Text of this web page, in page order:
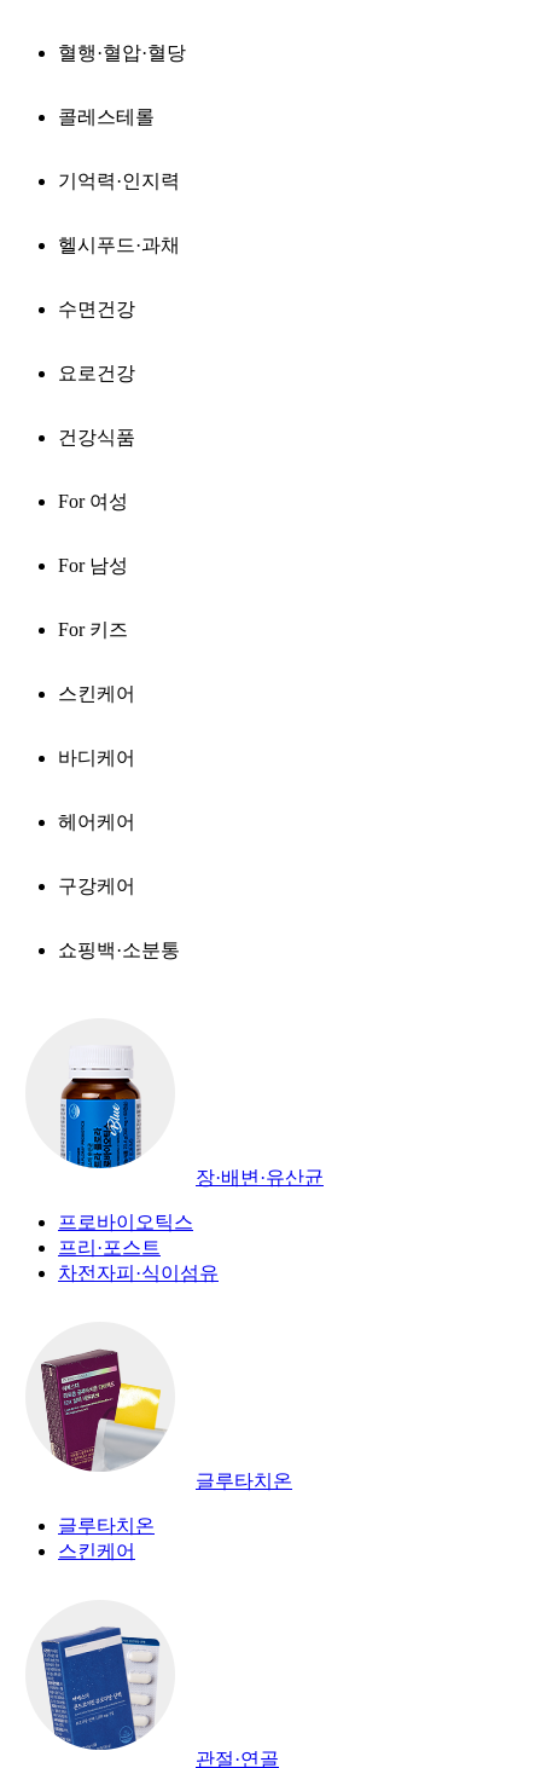
혈행·혈압·혈당
콜레스테롤
기억력·인지력
헬시푸드·과채
수면건강
요로건강
건강식품
For 여성
For 남성
For 키즈
스킨케어
바디케어
헤어케어
구강케어
쇼핑백·소분통
장·배변·유산균
프로바이오틱스
프리·포스트
차전자피·식이섬유
글루타치온
글루타치온
스킨케어
관절·연골